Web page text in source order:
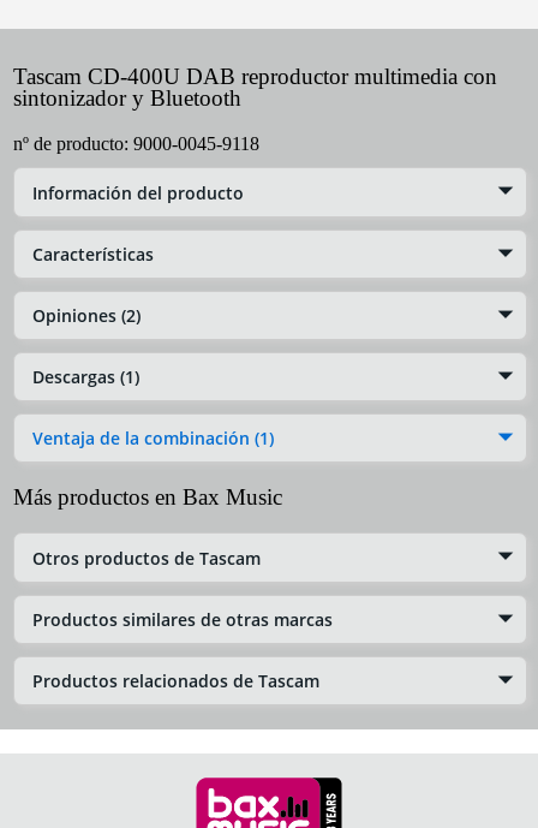
Tascam CD-400U DAB reproductor multimedia con
sintonizador y Bluetooth
nº de producto: 9000-0045-9118
Información del producto
Características
Opiniones (2)
Descargas (1)
Ventaja de la combinación (1)
Más productos en Bax Music
Otros productos de Tascam
Productos similares de otras marcas
Productos relacionados de Tascam